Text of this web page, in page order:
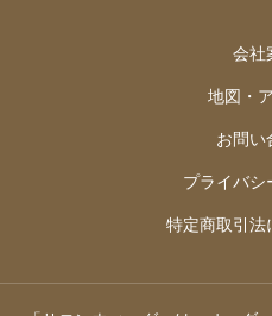
会社
地図・
お問い
プライバシ
特定商取引法